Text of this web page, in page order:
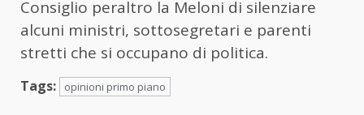
Consiglio peraltro la Meloni di silenziare
alcuni ministri, sottosegretari e parenti
stretti che si occupano di politica.
Tags: opinioni primo piano